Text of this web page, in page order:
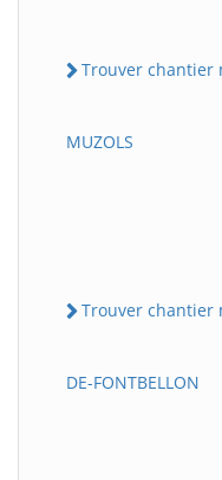
Trouver chantier
MUZOLS
Trouver chantier
DE-FONTBELLON